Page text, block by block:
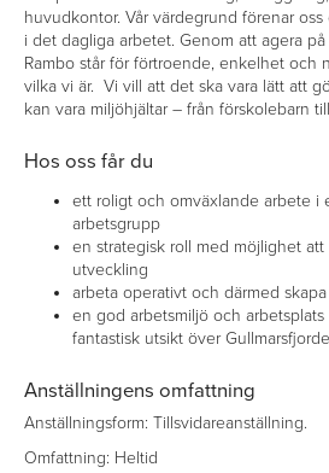
huvudkontor. Vår värdegrund förenar
i det dagliga arbetet. Genom att agera
Rambo står för förtroende, enkelhet och
vilka vi är. Vi vill att det ska vara lätt att
kan vara miljöhjältar – från förskolebarn
Hos oss får du
ett roligt och omväxlande arbete i
arbetsgrupp
en strategisk roll med möjlighet att
utveckling
arbeta operativt och därmed
en god arbetsmiljö och
fantastisk utsikt över
Anställningens omfattning
Anställningsform: Tillsvidareanställning.
Omfattning: Heltid